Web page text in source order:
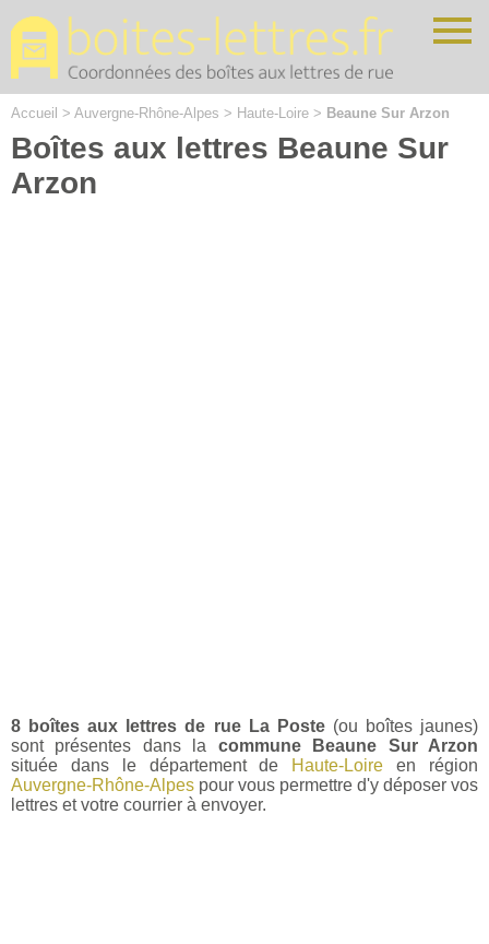
Accueil > Auvergne-Rhône-Alpes > Haute-Loire > Beaune Sur Arzon
Boîtes aux lettres Beaune Sur
Arzon
8 boîtes aux lettres de rue La Poste(ou boîtes jaunes)
sont présentes dans la commune Beaune Sur Arzon
située dans le département de
Haute-Loire en région
Auvergne-Rhône-Alpes pour vous permettre d'y déposer vos
lettres et votre courrier à envoyer.